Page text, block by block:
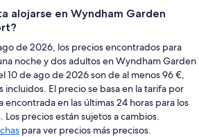
alojarse en Wyndham Garden
de 2026, los precios encontrados para
noche y dos adultos en Wyndham Garden
10 de ago de 2026 son de al menos 96 €,
incluidos. El precio se basa en la tarifa por
encontrada en las últimas 24 horas para los
Los precios están sujetos a cambios.
para ver precios más precisos.